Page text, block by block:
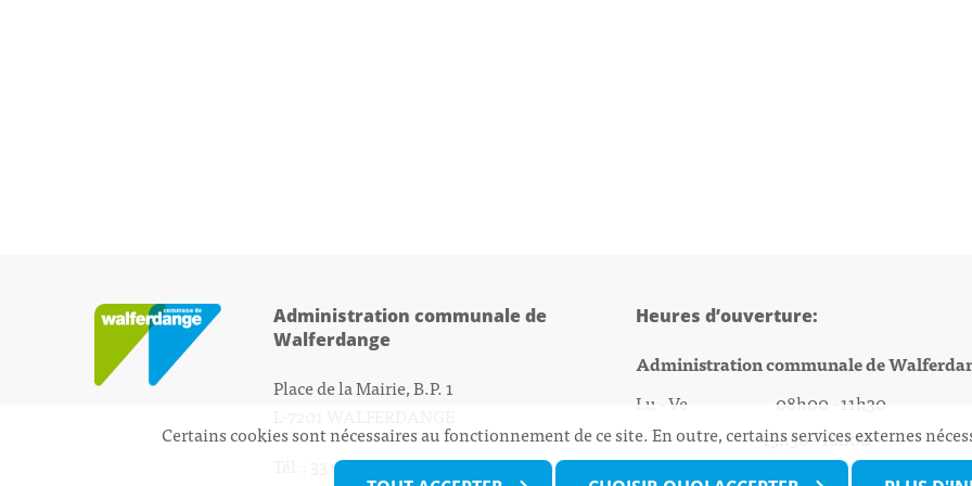
Administration communale de
Walferdange
Place de la Mairie, B.P. 1
Tél.: 33 01 44 - 1secretariat@walfer.lu
Heures d’ouverture:
Administration communale de
Lu - Ve 08h00 - 11h30
13h30 - 16h00
Biergercenter
Certains cookies sont nécessaires au fonctionnement de ce site. En outre, certains services externes